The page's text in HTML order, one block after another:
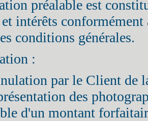
préalable est
intérêts
conditions générales.
:
par le Client de
des
d'un montant